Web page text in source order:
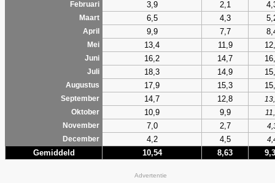
Februari 3,9 2,1
Maart 6,5 4,3
April 9,9 7,7
Mei 13,4 11,9
Juni 16,2 14,7
Juli 18,3 14,9
Augustus 17,9 15,3
September 14,7 12,8
Oktober
10,9 9,9
November
7,0 2,7
December
4,2 4,5
Gemiddeld 10,54 8,63
Advertentie